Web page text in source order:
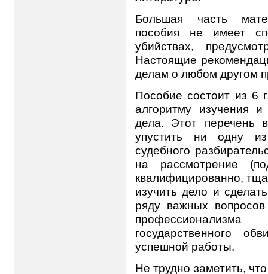
Большая часть
пособия не имеет
убийствах,
Настоящие
делам о любом другом
Пособие состоит из 6
алгоритму изучения
дела. Этот перечень
упустить ни одну
судебного
на рассмотрение
квалифицированно,
изучить дело и
ряду важных
государственного
успешной работы.
Не трудно заметить,